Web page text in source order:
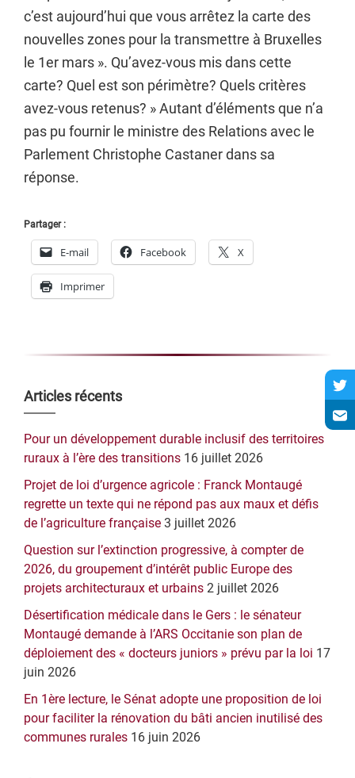
c’est aujourd’hui que vous arrêtez la carte des
nouvelles zones pour la transmettre à Bruxelles
le 1er mars ». Qu’avez-vous mis dans cette
carte? Quel est son périmètre? Quels critères
avez-vous retenus? » Autant d’éléments que n’a
pas pu fournir le ministre des Relations avec le
Parlement Christophe Castaner dans sa
réponse.
Partager :
E-mail Facebook X
Imprimer
Barre
latérale
principale
Articles récents
Pour un développement durable inclusif des territoires
ruraux à l’ère des transitions 16 juillet 2026
Projet de loi d’urgence agricole : Franck Montaugé
regrette un texte qui ne répond pas aux maux et défis
de l’agriculture française 3 juillet 2026
Question sur l’extinction progressive, à compter de
2026, du groupement d’intérêt public Europe des
projets architecturaux et urbains 2 juillet 2026
Désertification médicale dans le Gers : le sénateur
Montaugé demande à l’ARS Occitanie son plan de
déploiement des « docteurs juniors » prévu par la loi 17
juin 2026
En 1ère lecture, le Sénat adopte une proposition de loi
pour faciliter la rénovation du bâti ancien inutilisé des
communes rurales 16 juin 2026